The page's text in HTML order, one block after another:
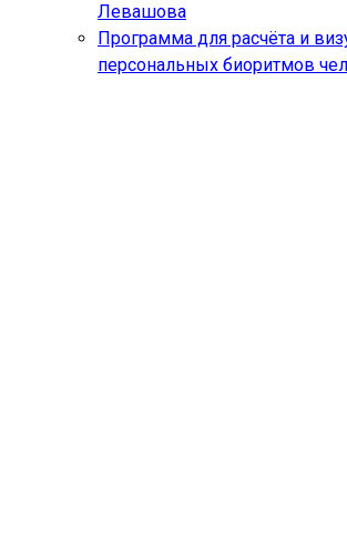
Левашова
Программа для расчёта и
персональных биоритмов